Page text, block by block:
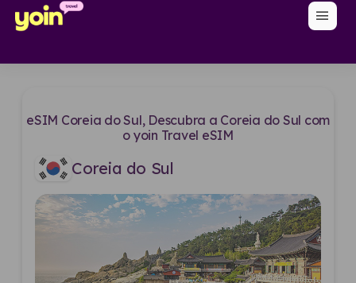
menu
eSIM Coreia do Sul, Descubra a Coreia do Sul com
o yoin Travel eSIM
Coreia do Sul